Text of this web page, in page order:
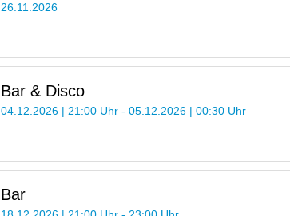
26.11.2026
Bar & Disco
04.12.2026 | 21:00 Uhr - 05.12.2026 | 00:30 Uhr
Bar